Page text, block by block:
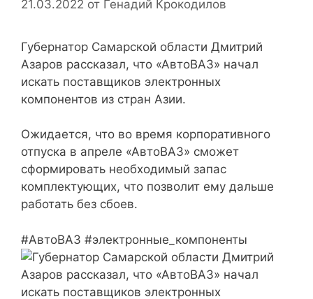
21.03.2022 от Генадий Крокодилов
Губернатор Самарской области Дмитрий
Азаров рассказал, что «АвтоВАЗ» начал
искать поставщиков электронных
компонентов из стран Азии.
Ожидается, что во время корпоративного
отпуска в апреле «АвтоВАЗ» сможет
сформировать необходимый запас
комплектующих, что позволит ему дальше
работать без сбоев.
#АвтоВАЗ #электронные_компоненты